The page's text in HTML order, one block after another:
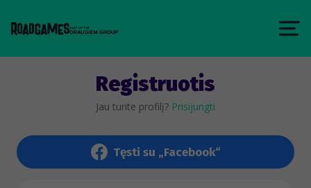
Registruotis
Jau turite profilį? Prisijungti
Tęsti su „Facebook“